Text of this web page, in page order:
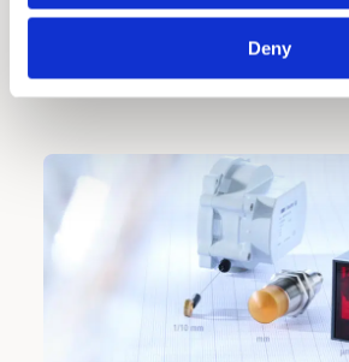
Deny
DEFENSIE
19 MAART 2026JURRE VAN SON5 MIN